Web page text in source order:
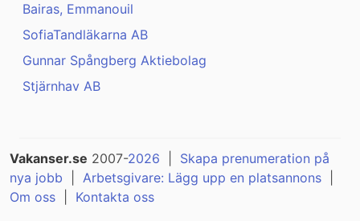
Bairas, Emmanouil
SofiaTandläkarna AB
Gunnar Spångberg Aktiebolag
Stjärnhav AB
Vakanser.se 2007-2026
Skapa prenumeration på
nya jobb
Arbetsgivare: Lägg upp en platsannons
Om oss
Kontakta oss